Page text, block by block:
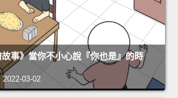
故事》當你不小心說『你也是』的時
03-02